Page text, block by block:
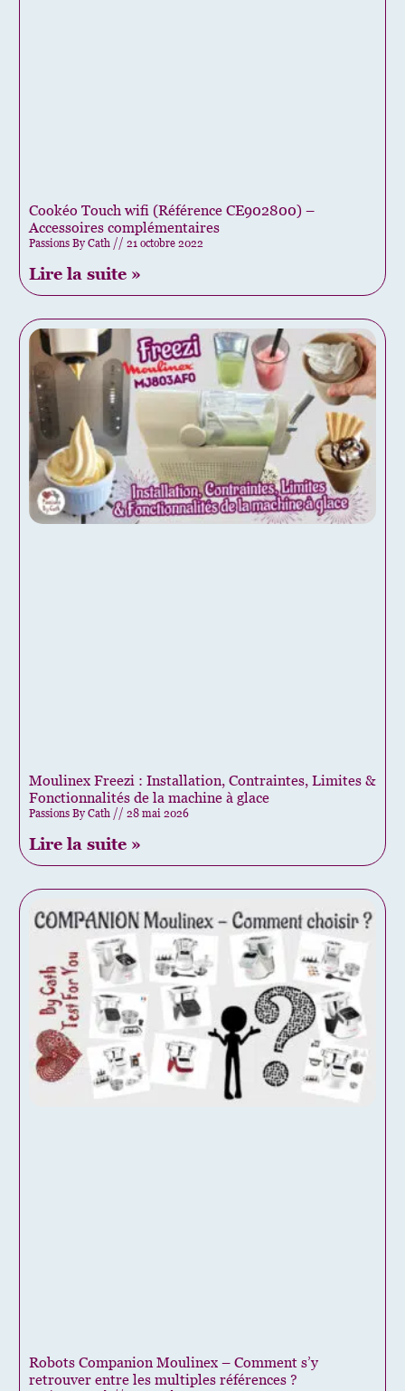
Cookéo Touch wifi (Référence CE902800) –
Accessoires complémentaires
Passions By Cath 21 octobre 2022
Lire la suite »
Moulinex Freezi : Installation, Contraintes, Limites &
Fonctionnalités de la machine à glace
Passions By Cath 28 mai 2026
Lire la suite »
Robots Companion Moulinex – Comment s’y
retrouver entre les multiples références ?